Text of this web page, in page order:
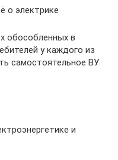
о электрике
обособленных в
у каждого из
самостоятельное ВУ
и